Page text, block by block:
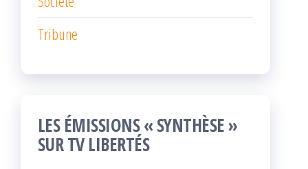
Tribune
LES ÉMISSIONS « SYNTHÈSE »
SUR TV LIBERTÉS